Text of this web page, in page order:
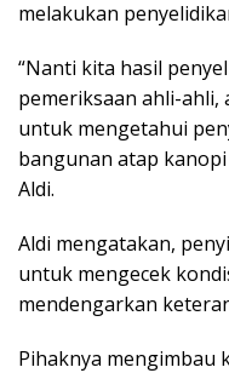
melakukan
“Nanti kita hasil
pemeriksaan ahli-ahli,
untuk mengetahui
bangunan atap
Aldi.
Aldi mengatakan,
untuk mengecek
mendengarkan
Pihaknya mengimbau